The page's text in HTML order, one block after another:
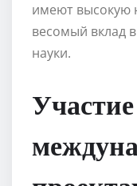
имеют высокую
весомый вклад
науки.